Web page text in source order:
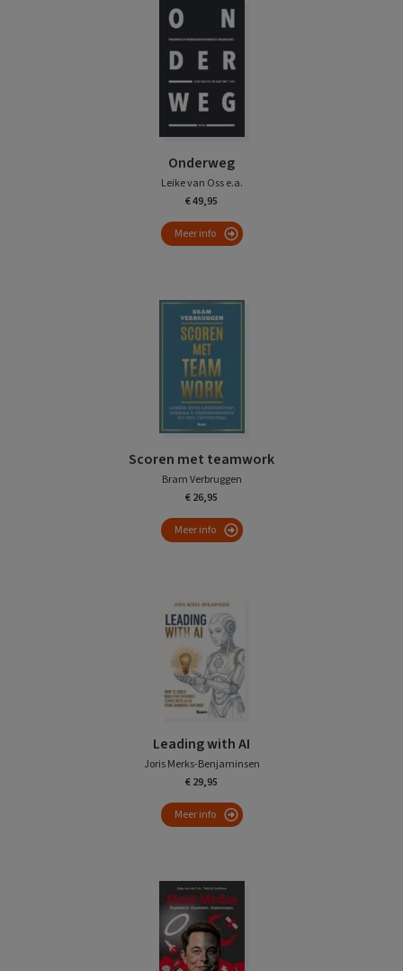
Onderweg
Leike van Oss e.a.
€ 49,95
Meer info
Scoren met teamwork
Bram Verbruggen
€ 26,95
Meer info
Leading with AI
Joris Merks-Benjaminsen
€ 29,95
Meer info